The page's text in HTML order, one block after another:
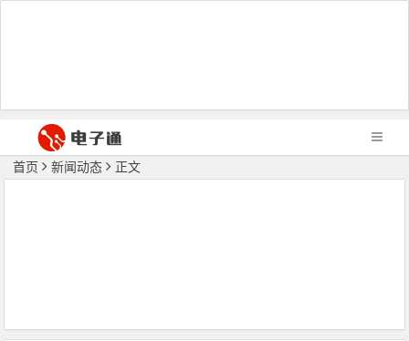
首页 新闻动态 正文